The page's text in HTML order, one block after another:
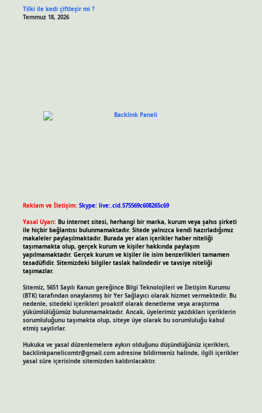
Tilki ile kedi çiftleşir mi ?
Temmuz 18, 2026
Reklam ve İletişim: Skype: live:.cid.575569c608265c69
Yasal Uyarı: Bu internet sitesi, herhangi bir marka, kurum veya şahıs şirketi
ile hiçbir bağlantısı bulunmamaktadır. Sitede yalnızca kendi hazırladığımız
makaleler paylaşılmaktadır. Burada yer alan içerikler haber niteliği
taşımamakta olup, gerçek kurum ve kişiler hakkında paylaşım
yapılmamaktadır. Gerçek kurum ve kişiler ile isim benzerlikleri tamamen
tesadüfidir. Sitemizdeki bilgiler taslak halindedir ve tavsiye niteliği
taşımazlar.
Sitemiz, 5651 Sayılı Kanun gereğince Bilgi Teknolojileri ve İletişim Kurumu
(BTK) tarafından onaylanmış bir Yer Sağlayıcı olarak hizmet vermektedir. Bu
nedenle, sitedeki içerikleri proaktif olarak denetleme veya araştırma
yükümlülüğümüz bulunmamaktadır. Ancak, üyelerimiz yazdıkları içeriklerin
sorumluluğunu taşımakta olup, siteye üye olarak bu sorumluluğu kabul
etmiş sayılırlar.
Hukuka ve yasal düzenlemelere aykırı olduğunu düşündüğünüz içerikleri,
backlinkpanelicomtr@gmail.comadresine bildirmeniz halinde, ilgili içerikler
yasal süre içerisinde sitemizden kaldırılacaktır.